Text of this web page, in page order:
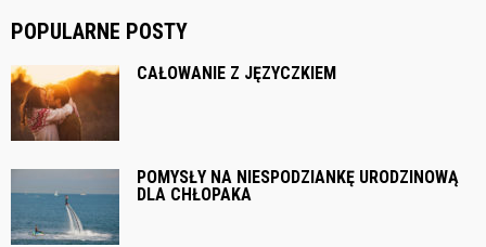
POPULARNE POSTY
CAŁOWANIE Z JĘZYCZKIEM
POMYSŁY NA NIESPODZIANKĘ URODZINOWĄ
DLA CHŁOPAKA